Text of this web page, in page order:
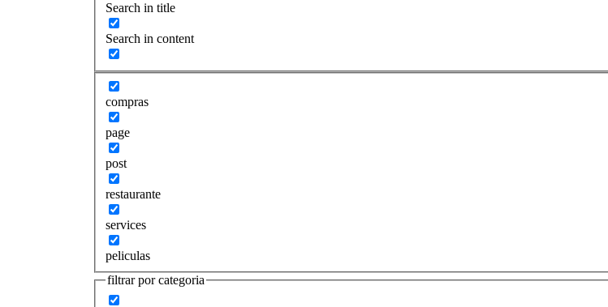
Search in title
Search in content
compras
page
post
restaurante
services
peliculas
filtrar por categoria